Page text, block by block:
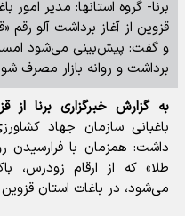
برنا- گروه استانها: مدیر امور
قزوین از آغاز برداشت آلو رقم
برداشت و روانه بازار مصرف
به گزارش خبرگزاری برنا از
باغبانی سازمان جهاد
داشت: همزمان با فرارسیدن
طلا» که از ارقام زودرس،
می‌شود، در باغات استان